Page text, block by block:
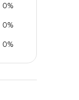
0%
0%
0%